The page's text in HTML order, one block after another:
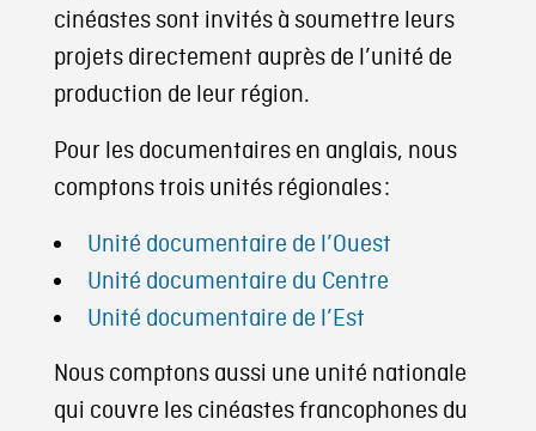
cinéastes sont invités à soumettre leurs
projets directement auprès de l’unité de
production de leur région.
Pour les documentaires en anglais, nous
comptons trois unités régionales :
Unité documentaire de l’Ouest
Unité documentaire du Centre
Unité documentaire de l’Est
Nous comptons aussi une unité nationale
qui couvre les cinéastes francophones du